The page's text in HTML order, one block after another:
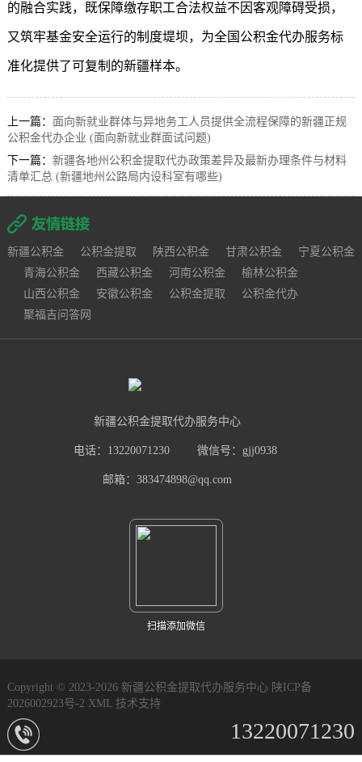
的融合实践，既保障缴存职工合法权益不因客观障碍受损，
又筑牢基金安全运行的制度堤坝，为全国公积金代办服务标
准化提供了可复制的新疆样本。
上一篇： 面向新就业群体与异地务工人员提供全流程保障的新疆正规
公积金代办企业 (面向新就业群面试问题)
下一篇： 新疆各地州公积金提取代办政策差异及最新办理条件与材料
清单汇总 (新疆地州公路局内设科室有哪些)
新疆公积金 公积金提取 陕西公积金 甘肃公积金
宁夏公积金
青海公积金
西藏公积金 河南公积金
榆林公积金
山西公积金
安徽公积金 公积金提取
公积金代办
聚福吉问答网
新疆公积金提取代办服务中心
电话：13220071230 微信号：gjj0938
邮箱：383474898@qq.com
扫描添加微信
Copyright © 2023-2026 新疆公积金提取代办服务中心 陕ICP备
2026002923号-2 XML 技术支持
13220071230